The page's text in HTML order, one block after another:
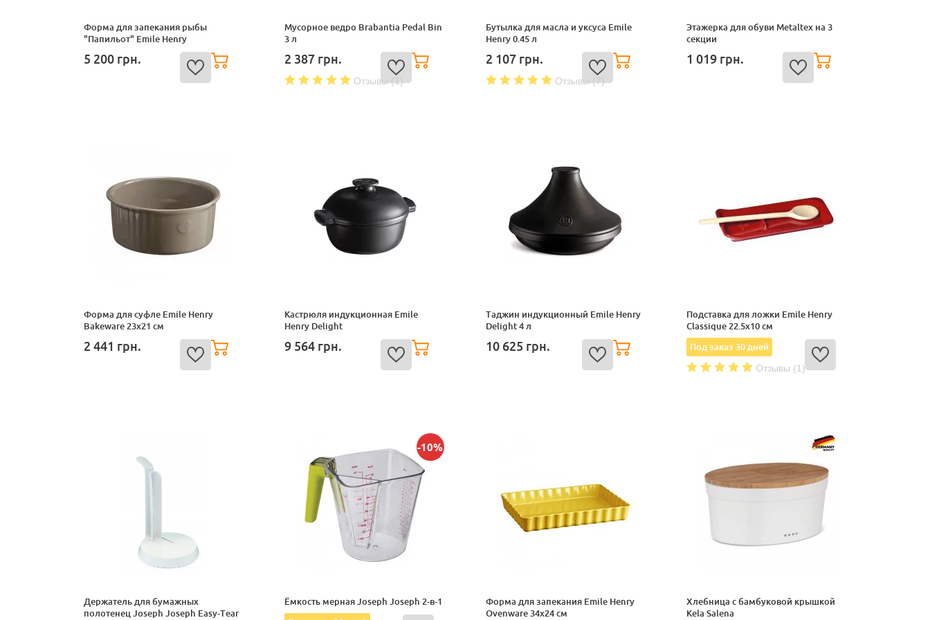
Форма для запекания рыбы
"Папильот" Emile Henry
5 200 грн.
Мусорное ведро Brabantia Pedal Bin
3 л
2 387 грн.
Отзывы (1)
Бутылка для масла и уксуса Emile
Henry 0.45 л
2 107 грн.
Отзывы (7)
Этажерка для обуви Metaltex на 3
секции
1 019 грн.
Форма для суфле Emile Henry
Bakeware 23x21 см
2 441 грн.
Кастрюля индукционная Emile
Henry Delight
9 564 грн.
Таджин индукционный Emile Henry
Delight 4 л
10 625 грн.
Подставка для ложки Emile Henry
Classique 22.5х10 см
Под заказ 30 дней
Отзывы (1)
Держатель для бумажных
полотенец Joseph Joseph Easy-Tear
-10%
Ёмкость мерная Joseph Joseph 2-в-1
Форма для запекания Emile Henry
Ovenware 34х24 см
Хлебница с бамбуковой крышкой
Kela Salena